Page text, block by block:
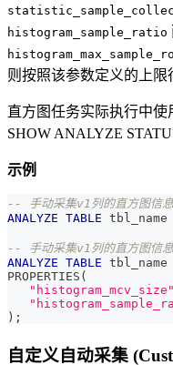
histogram_sample_ratio
则按照该参数定义的上限
直方图任务实际执行中使
SHOW ANALYZE
示例
-- 手动采集v1列的直方图信息
ANALYZE TABLE tbl_name
-- 手动采集v1列的直方图信息
ANALYZE TABLE tbl_name
PROPERTIES (
"histogram_mcv_size"
) ;
自定义自动采集